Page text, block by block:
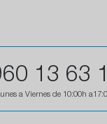
13 63
a Viernes de 10:00h